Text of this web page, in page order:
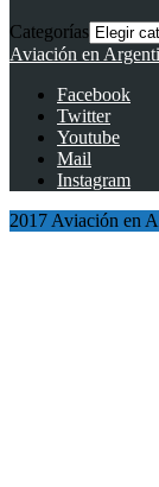
Categorías
Aviación en
Facebook
Twitter
Youtube
Mail
Instagram
2017 Aviación en